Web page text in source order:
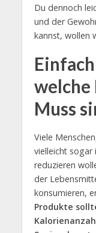
Du dennoch
und der
kannst, wollen
welche
Muss
Viele
vielleicht sogar
reduzieren
der
konsumieren,
Produkte